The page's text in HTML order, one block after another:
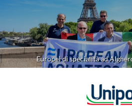
Europei di specialità ad